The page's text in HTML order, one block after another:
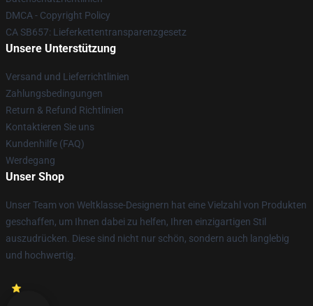
DMCA - Copyright Policy
CA SB657: Lieferkettentransparenzgesetz
Unsere Unterstützung
Versand und Lieferrichtlinien
Zahlungsbedingungen
Return & Refund Richtlinien
Kontaktieren Sie uns
Kundenhilfe (FAQ)
Werdegang
Unser Shop
Unser Team von Weltklasse-Designern hat eine Vielzahl von Produkten
geschaffen, um Ihnen dabei zu helfen, Ihren einzigartigen Stil
auszudrücken. Diese sind nicht nur schön, sondern auch langlebig
und hochwertig.